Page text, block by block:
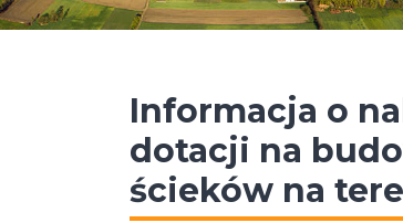
Informacja o
dotacji na
ścieków na